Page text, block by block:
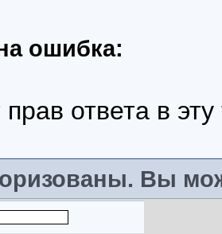
ошибка:
ответа в
Вы